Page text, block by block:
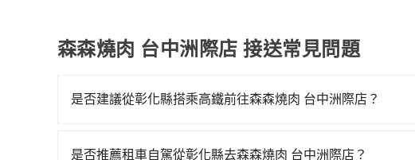
森森燒肉 台中洲際店 接送常見問題
是否建議從彰化縣搭乘高鐵前往森森燒肉 台中洲際店？
06:44到末班車22:27，彰化-南港一天最多僅26班次，如果
是否推薦租車自駕從彰化縣去森森燒肉 台中洲際店？